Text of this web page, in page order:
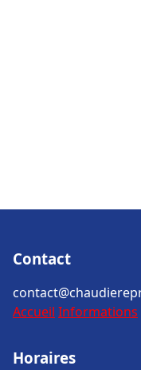
Contact
Accueil Informations
Horaires